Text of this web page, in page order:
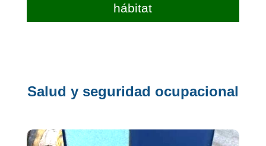
hábitat
Salud y seguridad ocupacional